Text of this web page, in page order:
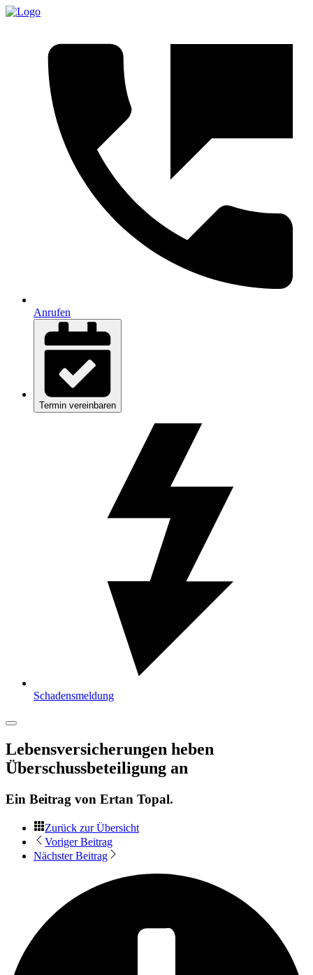
Anrufen
Termin vereinbaren
Schadensmeldung
Lebensversicherungen heben
Überschussbeteiligung an
Ein Beitrag von Ertan Topal.
Zurück zur Übersicht
Voriger Beitrag
Nächster Beitrag